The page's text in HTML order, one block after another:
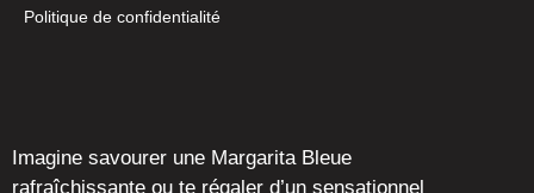
Imagine savourer une Margarita Bleue
rafraîchissante ou te régaler d’un sensationnel
Politique de confidentialité